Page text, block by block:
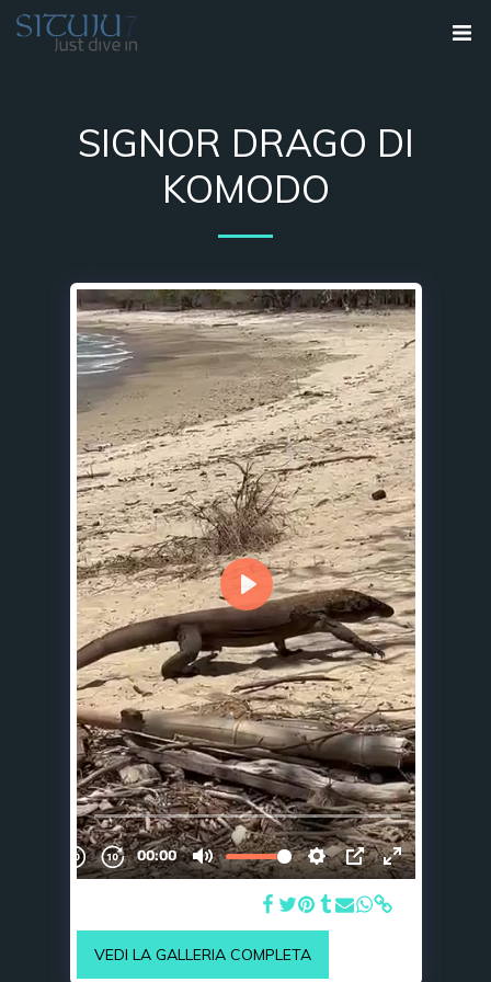
SIGNOR DRAGO DI
KOMODO
VEDI LA GALLERIA COMPLETA